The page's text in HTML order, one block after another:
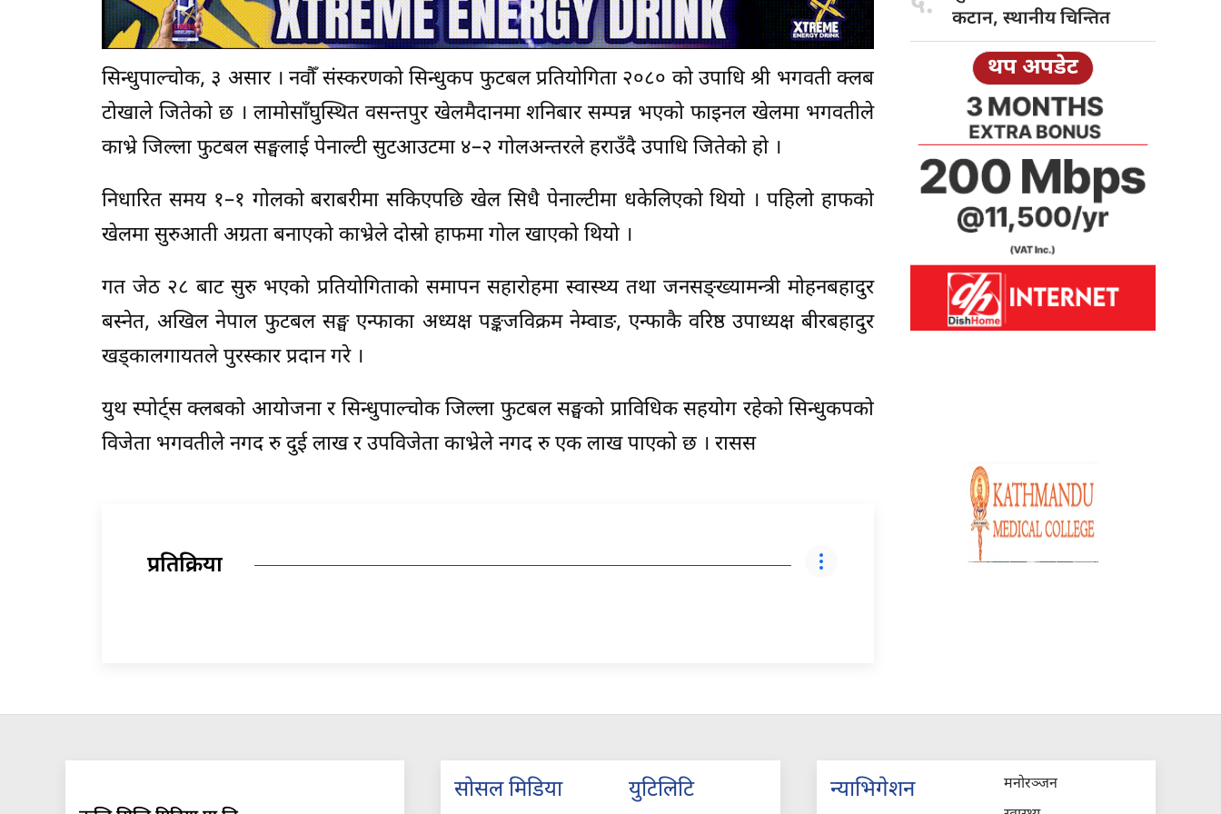
सिन्धुपाल्चोक, ३ असार । नवौँ संस्करणको सिन्धुकप फुटबल प्रतियोगिता २०८० को उपाधि श्री भगवती क्लब
टोखाले जितेको छ । लामोसाँघुस्थित वसन्तपुर खेलमैदानमा शनिबार सम्पन्न भएको फाइनल खेलमा भगवतीले
काभ्रे जिल्ला फुटबल सङ्घलाई पेनाल्टी सुटआउटमा ४–२ गोलअन्तरले हराउँदै उपाधि जितेको हो ।
निधारित समय १–१ गोलको बराबरीमा सकिएपछि खेल सिधै पेनाल्टीमा धकेलिएको थियो । पहिलो हाफको
खेलमा सुरुआती अग्रता बनाएको काभ्रेले दोस्रो हाफमा गोल खाएको थियो ।
गत जेठ २८ बाट सुरु भएको प्रतियोगिताको समापन सहारोहमा स्वास्थ्य तथा जनसङ्ख्यामन्त्री मोहनबहादुर
बस्नेत, अखिल नेपाल फुटबल सङ्घ एन्फाका अध्यक्ष पङ्कजविक्रम नेम्वाङ, एन्फाकै वरिष्ठ उपाध्यक्ष बीरबहादुर
खड्कालगायतले पुरस्कार प्रदान गरे ।
युथ स्पोर्ट्स क्लबको आयोजना र सिन्धुपाल्चोक जिल्ला फुटबल सङ्घको प्राविधिक सहयोग रहेको सिन्धुकपको
विजेता भगवतीले नगद रु दुई लाख र उपविजेता काभ्रेले नगद रु एक लाख पाएको छ । रासस
प्रतिक्रिया
कटान, स्थानीय चिन्तित
थप अपडेट
सोसल मिडिया युटिलिटि न्याभिगेशन
मनोरञ्जन